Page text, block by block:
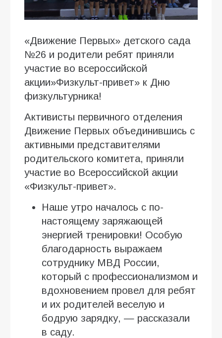
«Движение Первых» детского сада
№26 и родители ребят приняли
участие во всероссийской
акции»Физкульт-привет» к Дню
физкультурника!
Активисты первичного отделения
Движение Первых объединившись с
активными представителями
родительского комитета, приняли
участие во Всероссийской акции
«Физкульт-привет».
Наше утро началось с по-
настоящему заряжающей
энергией тренировки! Особую
благодарность выражаем
сотруднику МВД России,
который с профессионализмом и
вдохновением провел для ребят
и их родителей веселую и
бодрую зарядку, — рассказали
в саду.